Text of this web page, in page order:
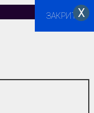
ЗАКРИТИХ